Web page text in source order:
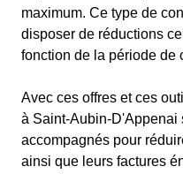
maximum. Ce type de
disposer de réductions
fonction de la période de
Avec ces offres et ces
à Saint-Aubin-D'Appenai
accompagnés pour
ainsi que leurs factures